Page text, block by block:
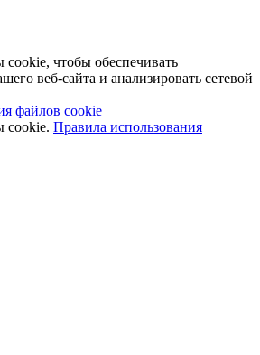
чтобы обеспечивать
веб-сайта и анализировать сетевой
файлов cookie
cookie. Правила использования